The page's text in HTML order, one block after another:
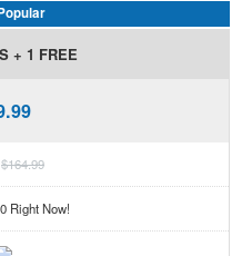
+ 1 FREE
$164.99
Right Now!